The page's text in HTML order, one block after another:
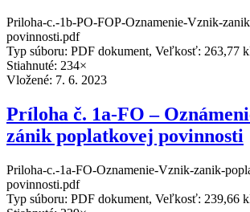
Priloha-c.-1b-PO-FOP-Oznamenie-Vznik-
povinnosti.pdf
Typ súboru: PDF dokument, Veľkosť: 263,77
Stiahnuté: 234×
Vložené: 7. 6. 2023
Príloha č. 1a-FO –
zánik poplatkovej povinnosti
Priloha-c.-1a-FO-Oznamenie-Vznik-zanik-
povinnosti.pdf
Typ súboru: PDF dokument, Veľkosť: 239,66